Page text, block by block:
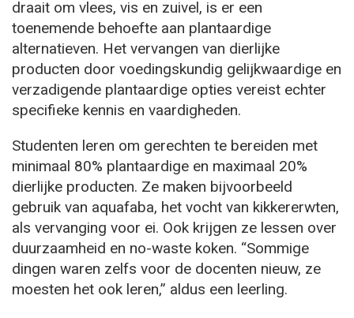
draait om vlees, vis en zuivel, is er een
toenemende behoefte aan plantaardige
alternatieven. Het vervangen van dierlijke
producten door voedingskundig gelijkwaardige en
verzadigende plantaardige opties vereist echter
specifieke kennis en vaardigheden.
Studenten leren om gerechten te bereiden met
minimaal 80% plantaardige en maximaal 20%
dierlijke producten. Ze maken bijvoorbeeld
gebruik van aquafaba, het vocht van kikkererwten,
als vervanging voor ei. Ook krijgen ze lessen over
duurzaamheid en no-waste koken. “Sommige
dingen waren zelfs voor de docenten nieuw, ze
moesten het ook leren,” aldus een leerling.